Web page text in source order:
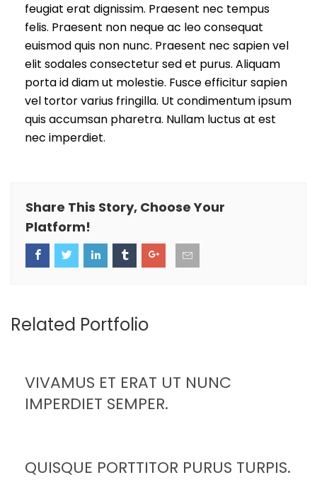
feugiat erat dignissim. Praesent nec tempus
felis. Praesent non neque ac leo consequat
euismod quis non nunc. Praesent nec sapien vel
elit sodales consectetur sed et purus. Aliquam
porta id diam ut molestie. Fusce efficitur sapien
vel tortor varius fringilla. Ut condimentum ipsum
quis accumsan pharetra. Nullam luctus at est
nec imperdiet.
Share This Story, Choose Your
Platform!
Related Portfolio
VIVAMUS ET ERAT UT NUNC
IMPERDIET SEMPER.
QUISQUE PORTTITOR PURUS TURPIS.